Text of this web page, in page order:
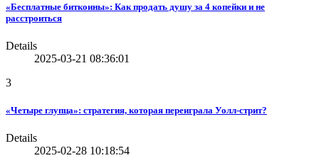
«Бесплатные биткоины»: Как продать душу за 4 копейки и не
расстроиться
Details
2025-03-21 08:36:01
3
«Четыре глупца»: стратегия, которая переиграла Уолл-стрит?
Details
2025-02-28 10:18:54